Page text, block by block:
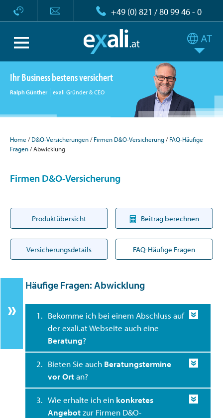
+49 (0) 821 / 80 99 46 - 0
Ihr Business bestens versichert
Ralph Günther exali Gründer & CEO
Home D&O-Versicherungen Firmen D&O-Versicherung
FAQ-Häufige
Fragen
Abwicklung
Firmen D&O-Versicherung
Produktübersicht Beitrag berechnen
Versicherungsdetails FAQ-Häufige Fragen
Häufige Fragen: Abwicklung
1. Bekomme ich bei einem Abschluss auf
der exali.at Webseite auch eine
Beratung?
2. Bieten Sie auch Beratungstermine
vor Ortan?
3. Wie erhalte ich ein konkretes
Angebotzur Firmen D&O-